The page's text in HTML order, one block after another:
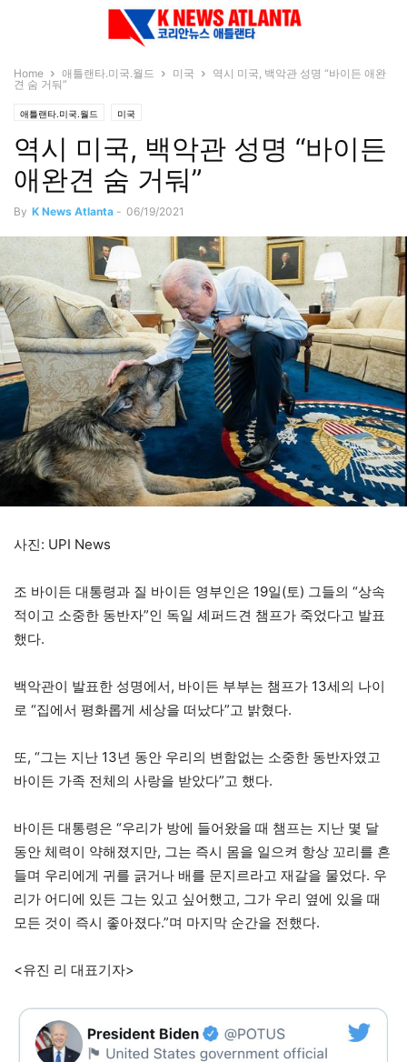
Home 애틀랜타.미국.월드 미국
역시 미국, 백악관 성명 “바이든 애완
견 숨 거둬”
애틀랜타.미국.월드 미국
역시 미국, 백악관 성명 “바이든
애완견 숨 거둬”
By K News Atlanta - 06/19/2021
사진: UPI News
조 바이든 대통령과 질 바이든 영부인은 19일(토) 그들의 “상속
적이고 소중한 동반자”인 독일 셰퍼드견 챔프가 죽었다고 발표
했다.
백악관이 발표한 성명에서, 바이든 부부는 챔프가 13세의 나이
로 “집에서 평화롭게 세상을 떠났다”고 밝혔다.
또, “그는 지난 13년 동안 우리의 변함없는 소중한 동반자였고
바이든 가족 전체의 사랑을 받았다”고 했다.
바이든 대통령은 “우리가 방에 들어왔을 때 챔프는 지난 몇 달
동안 체력이 약해졌지만, 그는 즉시 몸을 일으켜 항상 꼬리를 흔
들며 우리에게 귀를 긁거나 배를 문지르라고 재갈을 물었다. 우
리가 어디에 있든 그는 있고 싶어했고, 그가 우리 옆에 있을 때
모든 것이 즉시 좋아졌다.”며 마지막 순간을 전했다.
<유진 리 대표기자>